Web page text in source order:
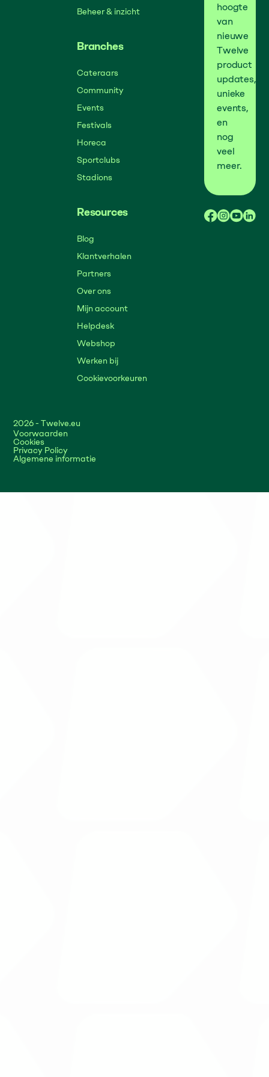
Beheer & inzicht
Branches
Cateraars
Community
Events
Festivals
Horeca
Sportclubs
Stadions
Resources
Blog
Klantverhalen
Partners
Over ons
Mijn account
Helpdesk
Webshop
Werken bij
Cookievoorkeuren
hoogte
van
nieuwe
Twelve
product
updates,
unieke
events,
en
nog
veel
meer.
2026- Twelve.eu
Voorwaarden
Cookies
Privacy Policy
Algemene informatie